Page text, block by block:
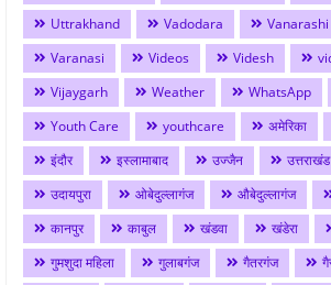
Uttrakhand
Vadodara
Varanasi
Videos Videsh
Vijaygarh
Weather WhatsApp
Youth Care
youthcare अमेरिका
इंदौर
इस्लामाबाद उज्जैन उत्तराखंड
उदायपुरा
ओबेदुल्लागंज औबेदुल्लागंज
कानपुर
काबुल खंडवा खंडेरा
गुमशुदा महिला
गुलाबगंज गैतरगंज